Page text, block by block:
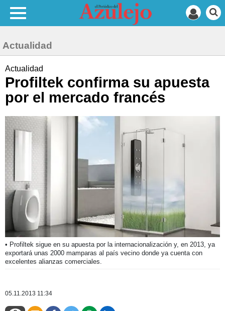
Actualidad
Actualidad
Profiltek confirma su apuesta
por el mercado francés
• Profiltek sigue en su apuesta por la internacionalización y, en 2013, ya
exportará unas 2000 mamparas al país vecino donde ya cuenta con
excelentes alianzas comerciales.
05.11.2013 11:34